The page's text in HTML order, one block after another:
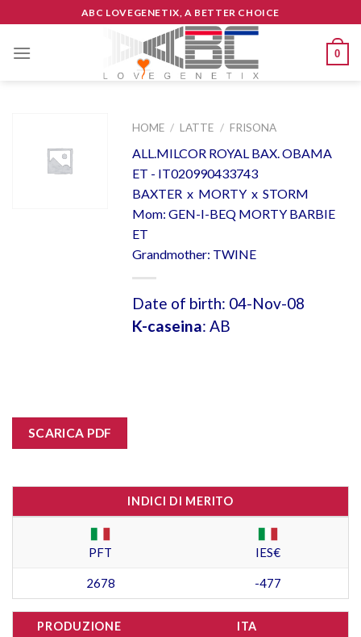
to
content
ABC LOVEGENETIX, A BETTER CHOICE
0
HOME / LATTE / FRISONA
ALL.MILCOR ROYAL BAX. OBAMA
ET - IT020990433743
BAXTER x MORTY x STORM
Mom: GEN-I-BEQ MORTY BARBIE
ET
Grandmother: TWINE
Date of birth: 04-Nov-08
K-caseina: AB
SCARICA PDF
INDICI DI MERITO
PFT IES€
2678 -477
PRODUZIONE ITA